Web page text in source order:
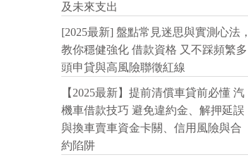
及未來支出
[2025最新] 盤點常見迷思與實測心法，
教你穩健強化 借款資格 又不踩頻繁多
頭申貸與高風險聯徵紅線
【2025最新】提前清償車貸前必懂 汽
機車借款技巧 避免違約金、解押延誤
與換車賣車資金卡關、信用風險與合
約陷阱